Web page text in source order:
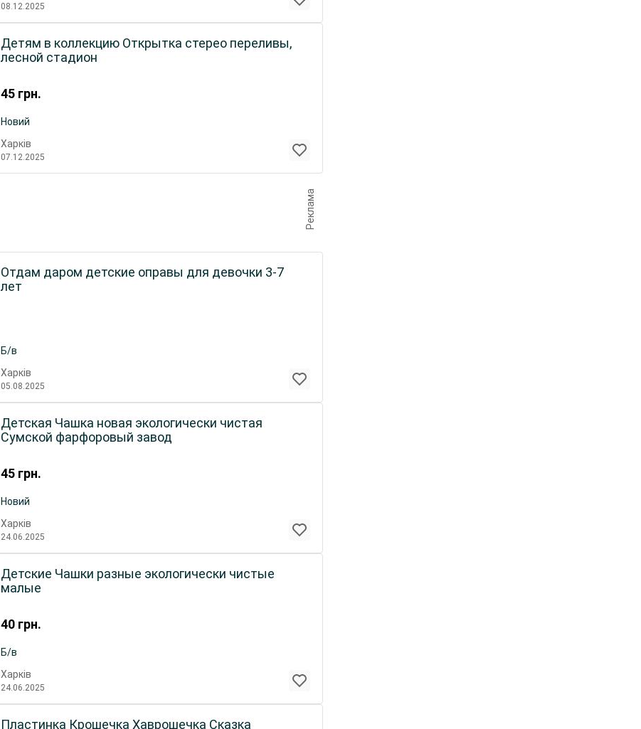
08.12.2025
45 грн.
Детям в коллекцию Открытка стерео переливы,
лесной стадион
Новий
Харків
07.12.2025
Реклама
Отдам даром детские оправы для девочки 3-7
лет
Б/в
Харків
05.08.2025
45 грн.
Детская Чашка новая экологически чистая
Сумской фарфоровый завод
Новий
Харків
24.06.2025
40 грн.
Детские Чашки разные экологически чистые
малые
Б/в
Харків
24.06.2025
Пластинка Крошечка Хаврошечка Сказка